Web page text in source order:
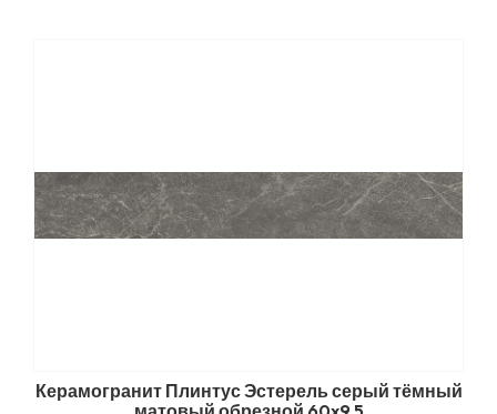
Керамогранит Плинтус Эстерель серый тёмный